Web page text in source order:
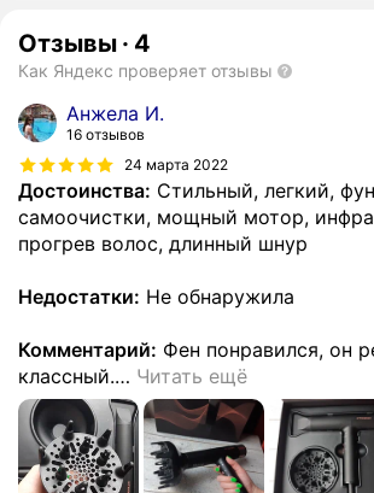
Отзывы · 4
Как Яндекс проверяет отзывы
Анжела И.
16 отзывов
24 марта 2022
Достоинства: Стильный, легкий,
самоочистки, мощный мотор,
прогрев волос, длинный шнур
Недостатки: Не обнаружила
Комментарий: Фен понравился, он
классный.… Читать ещё